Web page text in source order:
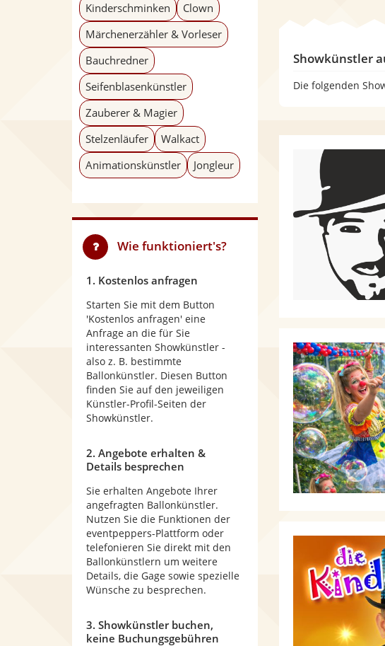
Showkünstler
Die folgenden
Kinderschminken
Clown
Märchenerzähler & Vorleser
Bauchredner
Seifenblasenkünstler
Zauberer & Magier
Stelzenläufer
Walkact
Animationskünstler
Jongleur
Wie funktioniert's?
1. Kostenlos anfragen
Starten Sie mit dem Button
'Kostenlos anfragen' eine
Anfrage an die für Sie
interessanten Showkünstler -
also z. B. bestimmte
Ballonkünstler. Diesen Button
finden Sie auf den jeweiligen
Künstler-Profil-Seiten der
Showkünstler.
2. Angebote erhalten &
Details besprechen
Sie erhalten Angebote Ihrer
angefragten Ballonkünstler.
Nutzen Sie die Funktionen der
eventpeppers-Plattform oder
telefonieren Sie direkt mit den
Ballonkünstlern um weitere
Details, die Gage sowie spezielle
Wünsche zu besprechen.
3. Showkünstler buchen,
keine Buchungsgebühren